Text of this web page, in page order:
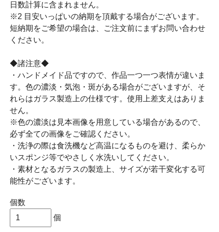
日数計算に含まれません。
※2 目安いっぱいの納期を頂戴する場合がございます。
短納期をご希望の場合は、ご注文前にまずお問い合わせ
ください。
◆諸注意◆
・ハンドメイド品ですので、作品一つ一つ表情が違いま
す。色の濃淡・気泡・斑がある場合がございますが、そ
れらはガラス製造上の仕様です。使用上差支えはありま
せん。
※色の濃淡は見本画像を用意している場合があるので、
必ず全ての画像をご確認ください。
・洗浄の際は食洗機など高温になるものを避け、柔らか
いスポンジ等でやさしく水洗いしてください。
・素材となるガラスの製造上、サイズが若干変化する可
能性がございます。
個数
個